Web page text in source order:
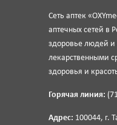
Сеть аптек
аптечных сетей в
здоровье людей
лекарственными
здоровья и
Горячая линия:
Адрес: 100044, г.